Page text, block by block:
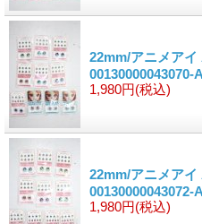
22mm/アニメアイ
00130000043070-
1,980円(税込)
22mm/アニメアイ
00130000043072-
1,980円(税込)